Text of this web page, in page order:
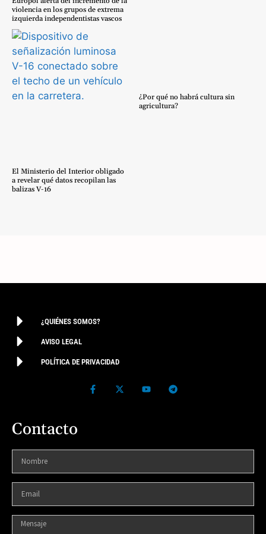
violencia en los grupos de extrema
izquierda independentistas vascos
El Ministerio del Interior obligado
a revelar qué datos recopilan las
balizas V-16
¿Por qué no habrá cultura sin
agricultura?
¿QUIÉNES SOMOS?
AVISO LEGAL
POLÍTICA DE PRIVACIDAD
Contacto